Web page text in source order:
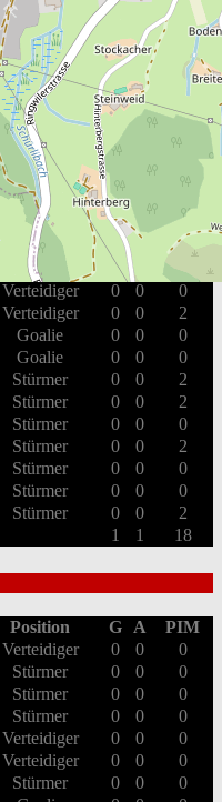
Position G
PIM
Stürmer 1
Stürmer 0
2
Verteidiger 0
Stürmer 0 0
2
Verteidiger
2
Verteidiger 0
0
Verteidiger 0 0
0
Verteidiger 0 0
2
Goalie 0 0
0
Goalie 0 0
0
Stürmer 0 0
2
Stürmer 0 0
2
Stürmer 0 0
0
Stürmer 0 0
2
Stürmer 0 0
0
Stürmer 0 0
0
Stürmer 0 0
2
1 1 18
Position G A
PIM
Verteidiger 0 0
0
Stürmer 0 0
0
Stürmer 0 0
0
Stürmer 0 0
0
Verteidiger 0 0
0
Verteidiger 0 0
0
Stürmer 0 0
0